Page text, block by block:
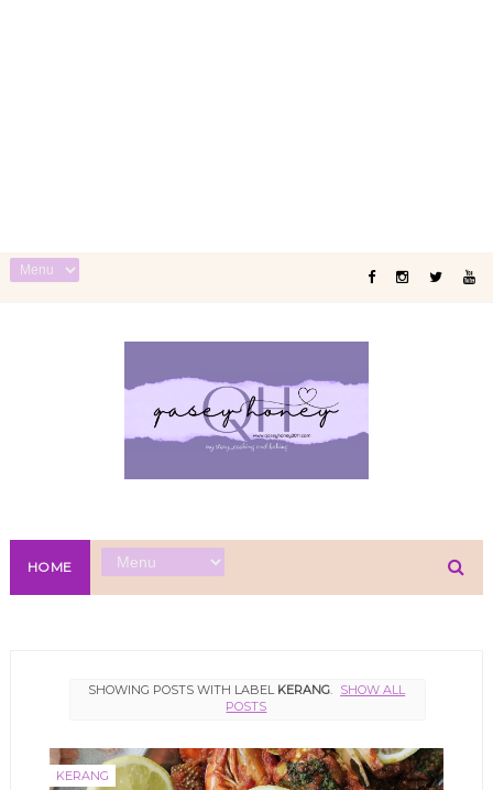
HOME
SHOWING POSTS WITH LABEL KERANG. SHOW ALL
POSTS
KERANG